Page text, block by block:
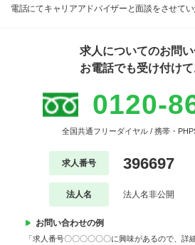
電話にてキャリアアドバイザーと面談をさせてい
求人についてのお問
お電話でも受け付け
0120-
全国共通フリーダイヤル / 携帯・
求人番号 396697
法人名 法人名非公開
お問い合わせの例
「求人番号〇〇〇〇〇〇に興味があるので、詳